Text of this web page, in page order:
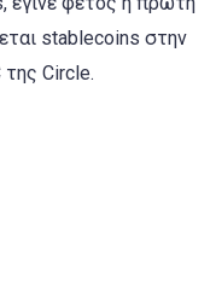
stablecoins στην
της Circle.